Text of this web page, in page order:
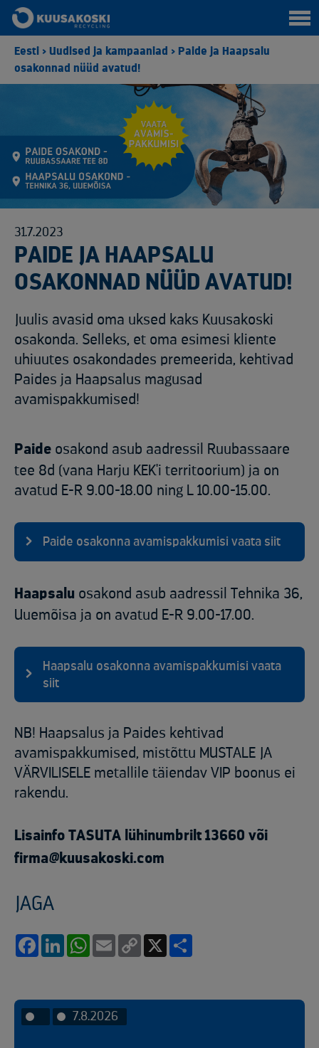
Eesti > Uudised ja kampaaniad > Paide ja Haapsalu
osakonnad nüüd avatud!
31.7.2023
PAIDE JA HAAPSALU
OSAKONNAD NÜÜD AVATUD!
Juulis avasid oma uksed kaks Kuusakoski
osakonda. Selleks, et oma esimesi kliente
uhiuutes osakondades premeerida, kehtivad
Paides ja Haapsalus magusad
avamispakkumised!
Paide osakond asub aadressil Ruubassaare
tee 8d (vana Harju KEK'i territoorium) ja on
avatud E-R 9.00-18.00 ning L 10.00-15.00.
Paide osakonna avamispakkumisi vaata siit
Haapsalu osakond asub aadressil Tehnika 36,
Uuemõisa ja on avatud E-R 9.00-17.00.
Haapsalu osakonna avamispakkumisi vaata
siit
NB! Haapsalus ja Paides kehtivad
avamispakkumised, mistõttu MUSTALE JA
VÄRVILISELE metallile täiendav VIP boonus ei
rakendu.
Lisainfo TASUTA lühinumbrilt 13660 või
firma@kuusakoski.com
JAGA
FacebookLinkedInWhatsApp
Email
Copy
7.8.2026